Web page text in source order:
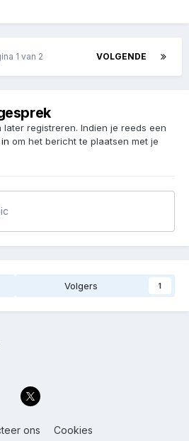
VOLGENDE
1 van 2
registreren. Indien je reeds een
om het bericht te plaatsen met je
Volgers 1
ons Cookies